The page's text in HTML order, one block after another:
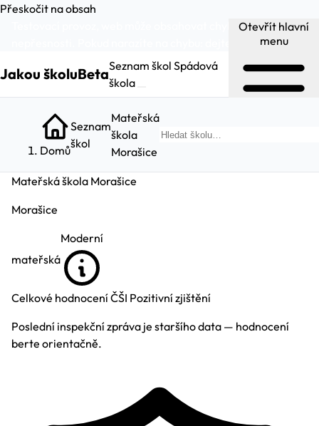
Přeskočit na obsah
Testovací provoz, web může obsahovat chyby a
dejte nám vědět.
Jakou školuBetaSeznam škol Spádová
škola
Otevřít hlavní
menu
Domů
Seznam
škol
Mateřská
škola
Morašice
Mateřská škola Morašice
Morašice
mateřská
Moderní
Celkové hodnocení ČŠI Pozitivní zjištění
Poslední inspekční zpráva je staršího data — hodnocení
berte orientačně.